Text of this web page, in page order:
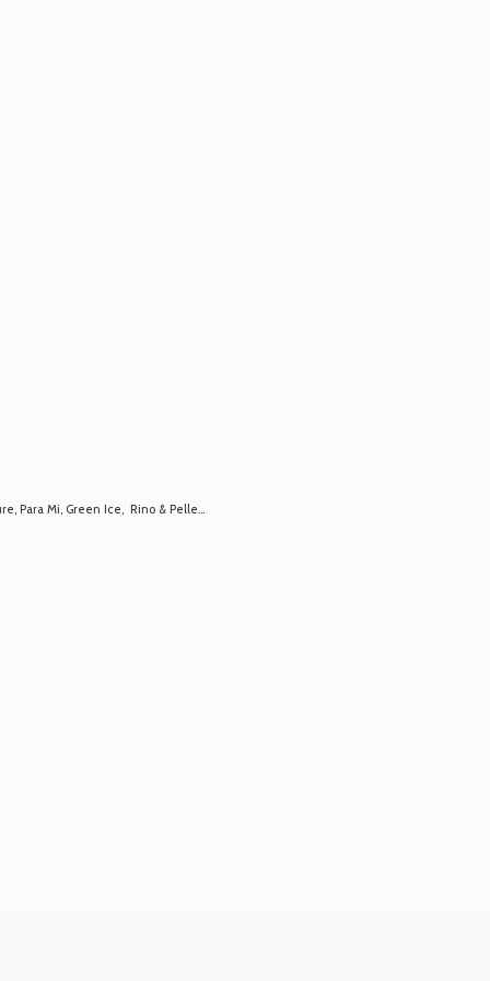
Para Mi, Green Ice, Rino & Pelle...